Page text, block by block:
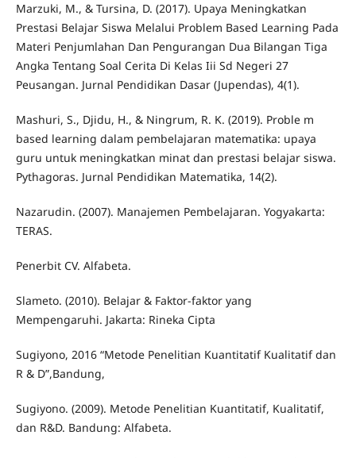
Marzuki, M., & Tursina, D. (2017). Upaya Meningkatkan
Prestasi Belajar Siswa Melalui Problem Based Learning Pada
Materi Penjumlahan Dan Pengurangan Dua Bilangan Tiga
Angka Tentang Soal Cerita Di Kelas Iii Sd Negeri 27
Peusangan. Jurnal Pendidikan Dasar (Jupendas), 4(1).
Mashuri, S., Djidu, H., & Ningrum, R. K. (2019). Proble m
based learning dalam pembelajaran matematika: upaya
guru untuk meningkatkan minat dan prestasi belajar siswa.
Pythagoras. Jurnal Pendidikan Matematika, 14(2).
Nazarudin. (2007). Manajemen Pembelajaran. Yogyakarta:
TERAS.
Penerbit CV. Alfabeta.
Slameto. (2010). Belajar & Faktor-faktor yang
Mempengaruhi. Jakarta: Rineka Cipta
Sugiyono, 2016 “Metode Penelitian Kuantitatif Kualitatif dan
R & D”,Bandung,
Sugiyono. (2009). Metode Penelitian Kuantitatif, Kualitatif,
dan R&D. Bandung: Alfabeta.